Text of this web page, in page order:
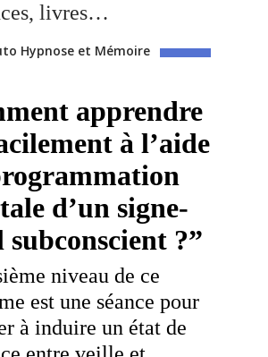
livres…
Hypnose et Mémoire
apprendre
à l’aide
d’un signe-
subconscient ?”
niveau de ce
est une séance pour
à induire un état de